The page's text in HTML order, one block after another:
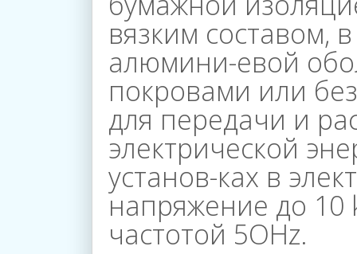
Главная
вязким составом,
алюмини-евой
покровами или
для передачи и
электрической
установ-ках в
напряжение до 10
частотой 5ОНz.